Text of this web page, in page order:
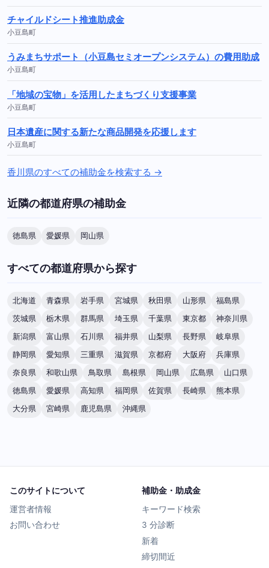
チャイルドシート推進助成金
小豆島町
うみまちサポート（小豆島セミオープンシステム）の費用助成
小豆島町
「地域の宝物」を活用したまちづくり支援事業
小豆島町
日本遺産に関する新たな商品開発を応援します
小豆島町
香川県のすべての補助金を検索する →
近隣の都道府県の補助金
徳島県 愛媛県 岡山県
すべての都道府県から探す
北海道 青森県 岩手県 宮城県 秋田県 山形県
福島県
茨城県
栃木県 群馬県 埼玉県 千葉県 東京都
神奈川県
新潟県
富山県 石川県 福井県 山梨県 長野県
岐阜県
静岡県
愛知県 三重県 滋賀県 京都府 大阪府
兵庫県
奈良県
和歌山県 鳥取県 島根県 岡山県 広島県
山口県
徳島県
愛媛県 高知県 福岡県 佐賀県 長崎県
熊本県
大分県
宮崎県 鹿児島県 沖縄県
このサイトについて
運営者情報
お問い合わせ
補助金・助成金
キーワード検索
3 分診断
新着
締切間近